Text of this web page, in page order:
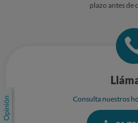
plazo antes de
Consulta nuestros